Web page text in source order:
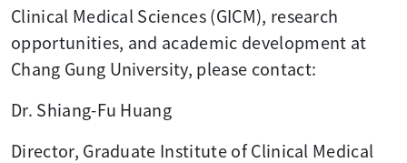
Clinical Medical Sciences (GICM), research
opportunities, and academic development at
Chang Gung University, please contact:
Dr. Shiang-Fu Huang
Director, Graduate Institute of Clinical Medical